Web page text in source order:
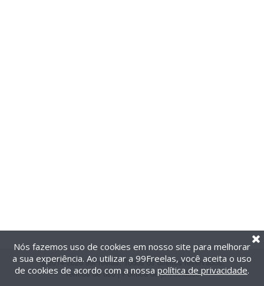
@2014-2026 99Freelas. Todos os direitos reservados.
Termos de uso| Política de privacidade
Nós fazemos uso de cookies em nosso site para melhorar
a sua experiência. Ao utilizar a 99Freelas, você aceita o uso
de cookies de acordo com a nossa política de privacidade.